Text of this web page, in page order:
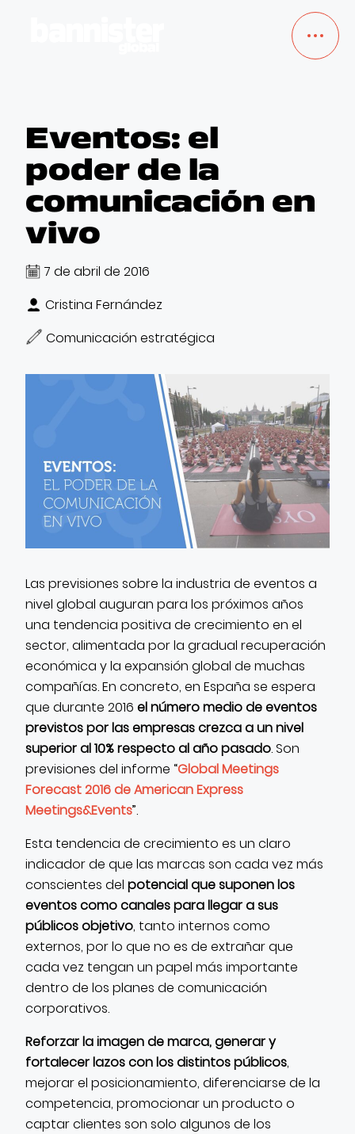
TRABAJOS
SERVICIOS
NOSOTROS
Eventos: el
poder de la
comunicación en
vivo
7 de abril de 2016
Cristina Fernández
Comunicación estratégica
Las previsiones sobre la industria de eventos a
nivel global auguran para los próximos años
una tendencia positiva de crecimiento en el
sector, alimentada por la gradual recuperación
económica y la expansión global de muchas
compañías. En concreto, en España se espera
que durante 2016 el número medio de eventos
previstos por las empresas crezca a un nivel
superior al 10% respecto al año pasado. Son
previsiones del informe “Global Meetings
Forecast 2016 de American Express
Meetings&Events”.
Esta tendencia de crecimiento es un claro
indicador de que las marcas son cada vez más
conscientes del potencial que suponen los
eventos como canales para llegar a sus
públicos objetivo, tanto internos como
externos, por lo que no es de extrañar que
cada vez tengan un papel más importante
dentro de los planes de comunicación
corporativos.
Reforzar la imagen de marca, generar y
fortalecer lazos con los distintos públicos,
mejorar el posicionamiento, diferenciarse de la
competencia, promocionar un producto o
captar clientes son solo algunos de los